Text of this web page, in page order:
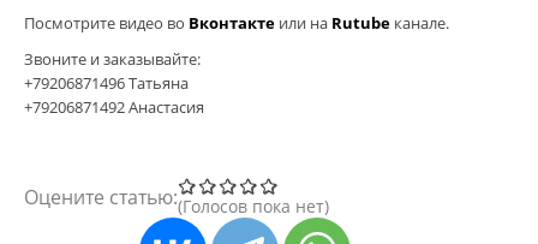
колеры и добавки
декор. инструмент
Посмотрите видео во Вконтакте или на Rutube канале.
Звоните и заказывайте:
+79206871496 Татьяна
+79206871492 Анастасия
Оцените статью: Голосов пока нет